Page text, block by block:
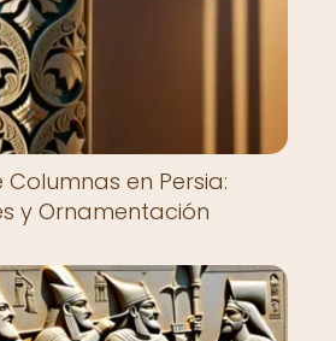
Columnas en Persia:
y Ornamentación